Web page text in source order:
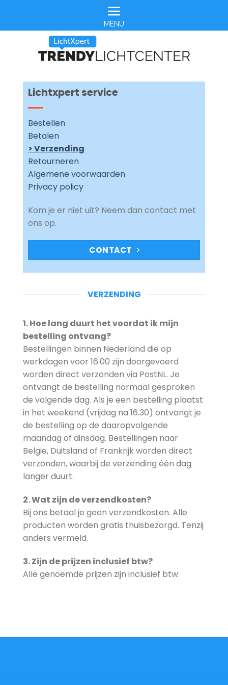
content
Lichtxpert service
Bestellen
Betalen
>Verzending
Retourneren
Algemene voorwaarden
Privacy policy
Kom je er niet uit? Neem dan contact met
ons op.
CONTACT
VERZENDING
1. Hoe lang duurt het voordat ik mijn
bestelling ontvang?
Bestellingen binnen Nederland die op
werkdagen voor 16.00 zijn doorgevoerd
worden direct verzonden via PostNL. Je
ontvangt de bestelling normaal gesproken
de volgende dag. Als je een bestelling plaatst
in het weekend (vrijdag na 16.30) ontvangt je
de bestelling op de daaropvolgende
maandag of dinsdag. Bestellingen naar
Belgie, Duitsland of Frankrijk worden direct
verzonden, waarbij de verzending één dag
langer duurt.
2. Wat zijn de verzendkosten?
Bij ons betaal je geen verzendkosten. Alle
producten worden gratis thuisbezorgd. Tenzij
anders vermeld.
3. Zijn de prijzen inclusief btw?
Alle genoemde prijzen zijn inclusief btw.